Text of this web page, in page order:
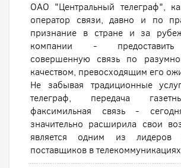
ОАО "Центральный телеграф",
оператор связи, давно и по
признание в стране и за
компании -
совершенную связь по
качеством, превосходящим его
Не забывая традиционные
телеграф, передача
факсимильная связь -
значительно расширила свои
является одним из
поставщиков в